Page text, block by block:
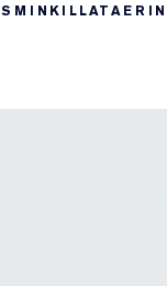
SMINKILLATAERIN